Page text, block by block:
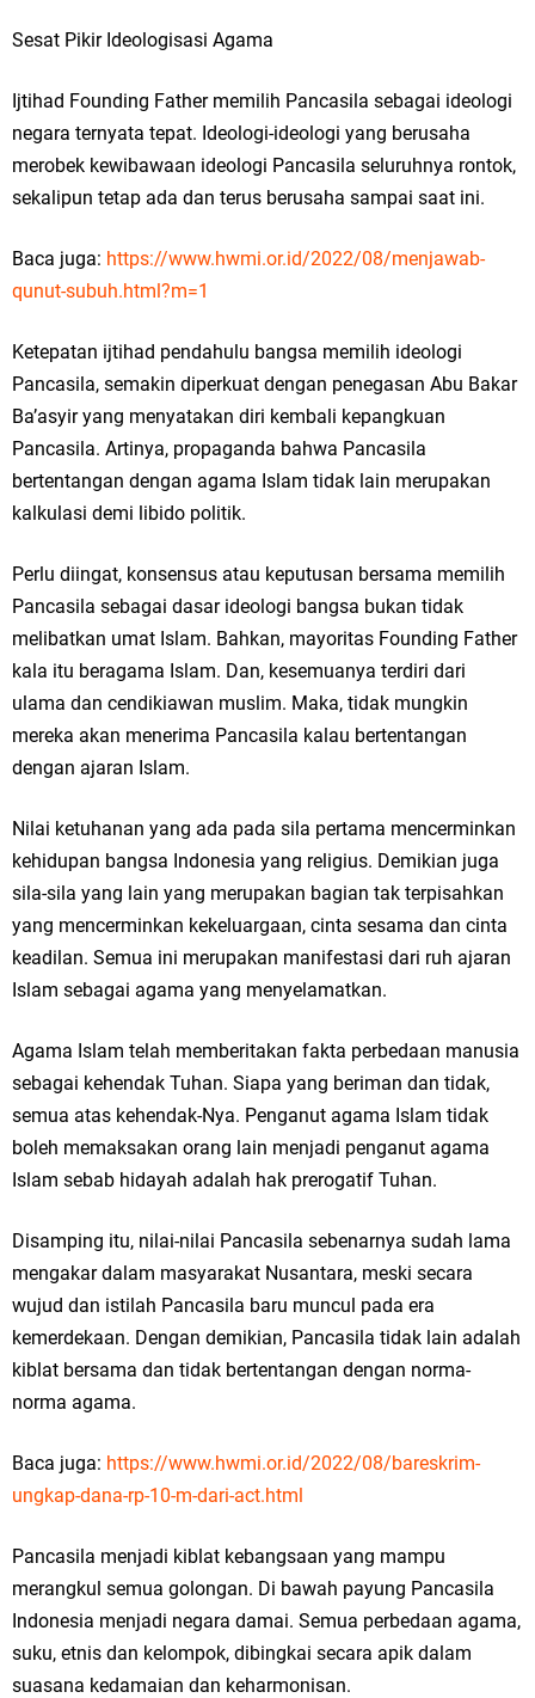
Sesat Pikir Ideologisasi Agama
Ijtihad Founding Father memilih Pancasila sebagai ideologi
negara ternyata tepat. Ideologi-ideologi yang berusaha
merobek kewibawaan ideologi Pancasila seluruhnya rontok,
sekalipun tetap ada dan terus berusaha sampai saat ini.
Baca juga: https://www.hwmi.or.id/2022/08/menjawab-
qunut-subuh.html?m=1
Ketepatan ijtihad pendahulu bangsa memilih ideologi
Pancasila, semakin diperkuat dengan penegasan Abu Bakar
Ba’asyir yang menyatakan diri kembali kepangkuan
Pancasila. Artinya, propaganda bahwa Pancasila
bertentangan dengan agama Islam tidak lain merupakan
kalkulasi demi libido politik.
Perlu diingat, konsensus atau keputusan bersama memilih
Pancasila sebagai dasar ideologi bangsa bukan tidak
melibatkan umat Islam. Bahkan, mayoritas Founding Father
kala itu beragama Islam. Dan, kesemuanya terdiri dari
ulama dan cendikiawan muslim. Maka, tidak mungkin
mereka akan menerima Pancasila kalau bertentangan
dengan ajaran Islam.
Nilai ketuhanan yang ada pada sila pertama mencerminkan
kehidupan bangsa Indonesia yang religius. Demikian juga
sila-sila yang lain yang merupakan bagian tak terpisahkan
yang mencerminkan kekeluargaan, cinta sesama dan cinta
keadilan. Semua ini merupakan manifestasi dari ruh ajaran
Islam sebagai agama yang menyelamatkan.
Agama Islam telah memberitakan fakta perbedaan manusia
sebagai kehendak Tuhan. Siapa yang beriman dan tidak,
semua atas kehendak-Nya. Penganut agama Islam tidak
boleh memaksakan orang lain menjadi penganut agama
Islam sebab hidayah adalah hak prerogatif Tuhan.
Disamping itu, nilai-nilai Pancasila sebenarnya sudah lama
mengakar dalam masyarakat Nusantara, meski secara
wujud dan istilah Pancasila baru muncul pada era
kemerdekaan. Dengan demikian, Pancasila tidak lain adalah
kiblat bersama dan tidak bertentangan dengan norma-
norma agama.
Baca juga: https://www.hwmi.or.id/2022/08/bareskrim-
ungkap-dana-rp-10-m-dari-act.html
Pancasila menjadi kiblat kebangsaan yang mampu
merangkul semua golongan. Di bawah payung Pancasila
Indonesia menjadi negara damai. Semua perbedaan agama,
suku, etnis dan kelompok, dibingkai secara apik dalam
suasana kedamaian dan keharmonisan.